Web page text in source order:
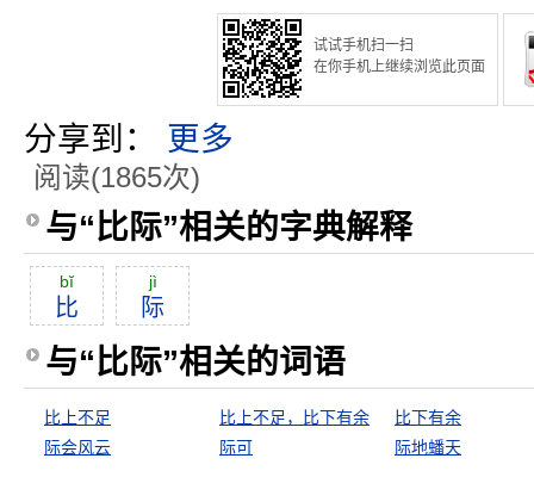
试试手机扫一扫
在你手机上继续浏览此页面
分享到： 更多
阅读(1865次)
与“比际”相关的字典解释
bĭ
比
jì
际
与“比际”相关的词语
比上不足 比上不足，比下有余
比下有余
际会风云
际可 际地蟠天